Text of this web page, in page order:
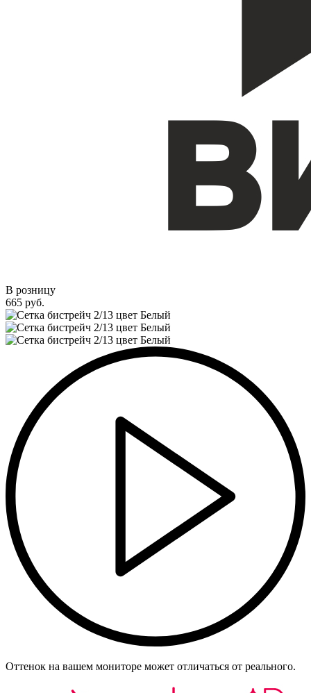
В розницу
665 руб.
Оттенок на вашем мониторе может отличаться от реального.